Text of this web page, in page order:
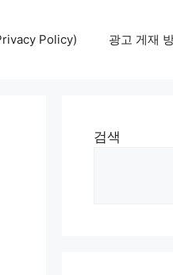
Policy) 광고 게재
검색